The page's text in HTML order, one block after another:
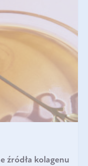
źródła kolagenu